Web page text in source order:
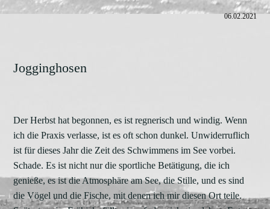
06.02.2021
Jogginghosen
Der Herbst hat begonnen, es ist regnerisch und windig. Wenn
ich die Praxis verlasse, ist es oft schon dunkel. Unwiderruflich
ist für dieses Jahr die Zeit des Schwimmens im See vorbei.
Schade. Es ist nicht nur die sportliche Betätigung, die ich
genieße, es ist die Atmosphäre am See, die Stille, und es sind
die Vögel und die Fische, mit denen ich mir diesen Ort teile.